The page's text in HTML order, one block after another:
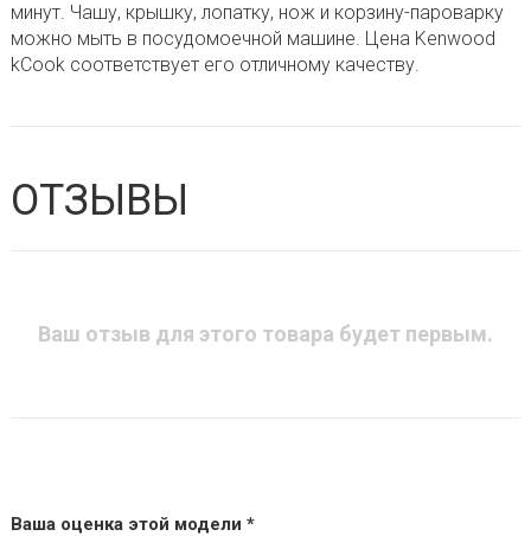
минут. Чашу, крышку, лопатку, нож и корзину-пароварку
можно мыть в посудомоечной машине. Цена Kenwood
kCook соответствует его отличному качеству.
ОТЗЫВЫ
Ваш отзыв для этого товара будет первым.
Ваша оценка этой модели *